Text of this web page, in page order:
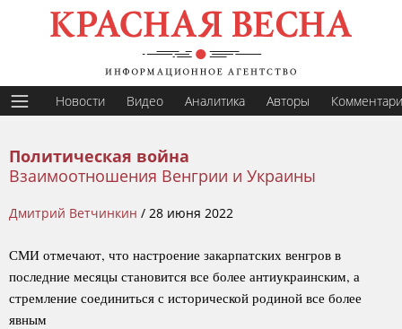
Новости Видео Аналитика Авторы
Политическая война
Взаимоотношения Венгрии и Украины
Дмитрий Ветчинкин / 28 июня 2022
СМИ отмечают, что настроение закарпатских венгров в
последние месяцы становится все более антиукраинским, а
стремление соединиться с исторической родиной все более
явным